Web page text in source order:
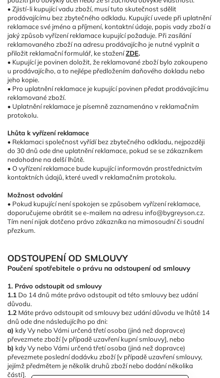
• Zjistí-li kupující vadu zboží, musí tuto skutečnost sdělit
prodávajícímu bez zbytečného odkladu. Kupující uvede při uplatnění
reklamace své jméno a příjmení, kontaktní údaje, popis vady zboží a
jaký způsob vyřízení reklamace kupující požaduje. Při zasílání
reklamovaného zboží na adresu prodávajícího je nutnévyplnit a
přiložit reklamační formulář, ke staženíZDE.
• Kupující je povinen doložit, že reklamované zboží bylo zakoupeno
u prodávajícího, a to nejlépe předložením daňového dokladu nebo
jeho kopie.
• Pro uplatnění reklamace je kupující povinen předat prodávajícímu
reklamované zboží.
• Uplatnění reklamace je písemně zaznamenáno v reklamačním
protokolu.
Lhůta k vyřízení reklamace
• Reklamaci společnost vyřídí bez zbytečného odkladu, nejpozději
do 30 dnů ode dne uplatnění reklamace, pokud se se zákazníkem
nedohodne na delší lhůtě.
• O vyřízení reklamace bude kupující informován prostřednictvím
kontaktních údajů, které uvedl v reklamačním protokolu.
Možnost odvolání
• Pokud kupující není spokojen se způsobem vyřízení reklamace,
doporučujeme obrátit se e-mailem na adresu info@bygreyson.cz.
Tím není nijak dotčeno právo zákazníka na mimosoudní či soudní
přezkum.
ODSTOUPENÍ OD SMLOUVY
Poučení spotřebitele o právu na odstoupení od smlouvy
1. Právo odstoupit od smlouvy
1.1 Do 14 dnů máte právo odstoupit od této smlouvy bez udání
důvodu.
1.2 Máte právo odstoupit od smlouvy bez udání důvodu ve lhůtě 14
dnů ode dne následujícího po dni:
a) kdy Vy nebo Vámi určená třetí osoba (jiná než dopravce)
převezmete zboží [v případě uzavření kupní smlouvy], nebo
b) kdy Vy nebo Vámi určená třetí osoba (jiná než dopravce)
převezmete poslední dodávku zboží [v případě uzavření smlouvy,
jejímž předmětem je několik druhů zboží nebo dodání několika
částí].